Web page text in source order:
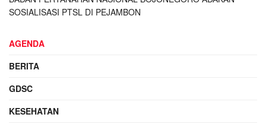
SOSIALISASI PTSL DI PEJAMBON
AGENDA
BERITA
GDSC
KESEHATAN